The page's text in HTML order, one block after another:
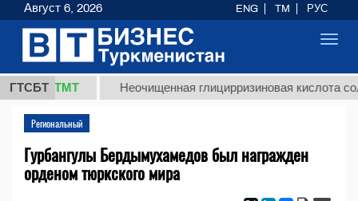
ГТСБТ
ТМТ Неочищенная глицирризиновая кислота
Региональный
Гурбангулы Бердымухамедов был награжден
орденом тюркского мира
Август 6, 2026 ENG TM РУС